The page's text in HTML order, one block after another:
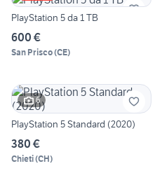
PlayStation 5 da 1 TB
600 €
San Prisco(CE)
6
PlayStation 5 Standard (2020)
380 €
Chieti(CH)